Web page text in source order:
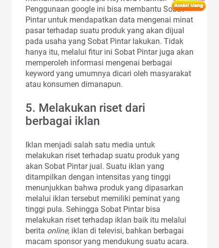
Penggunaan google ini bisa membantu Sobat
Pintar untuk mendapatkan data mengenai minat
pasar terhadap suatu produk yang akan dijual
pada usaha yang Sobat Pintar lakukan. Tidak
hanya itu, melalui fitur ini Sobat Pintar juga akan
memperoleh informasi mengenai berbagai
keyword yang umumnya dicari oleh masyarakat
atau konsumen dimanapun.
5. Melakukan riset dari
berbagai iklan
Iklan menjadi salah satu media untuk
melakukan riset terhadap suatu produk yang
akan Sobat Pintar jual. Suatu iklan yang
ditampilkan dengan intensitas yang tinggi
menunjukkan bahwa produk yang dipasarkan
melalui iklan tersebut memiliki peminat yang
tinggi pula. Sehingga Sobat Pintar bisa
melakukan riset terhadap iklan baik itu melalui
berita online, iklan di televisi, bahkan berbagai
macam sponsor yang mendukung suatu acara.